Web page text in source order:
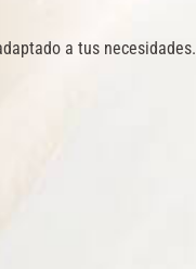
a tus necesidades.